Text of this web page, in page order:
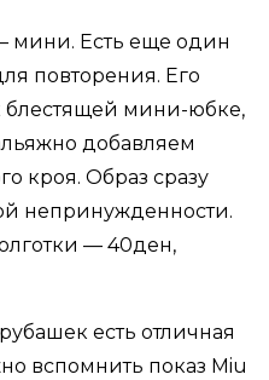
мини. Есть еще один
повторения. Его
блестящей мини-юбке,
добавляем
кроя. Образ сразу
непринужденности.
— 40ден,
есть отличная
вспомнить показ Miu